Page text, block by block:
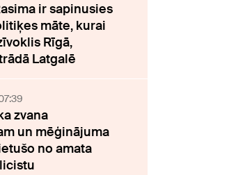
ir sapinusies
māte, kurai
Rīgā,
Latgalē
zvana
un mēģinājuma
no amata